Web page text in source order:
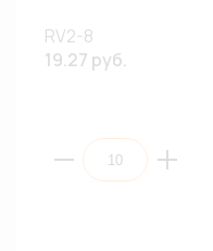
RV2-8
19.27 руб.